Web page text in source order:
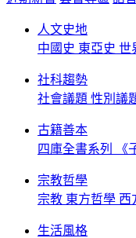
人文史地
中國史 東亞史 世
社科趨勢
社會議題 性別議
古籍善本
四庫全書系列
《
宗教哲學
宗教 東方哲學 西
生活風格